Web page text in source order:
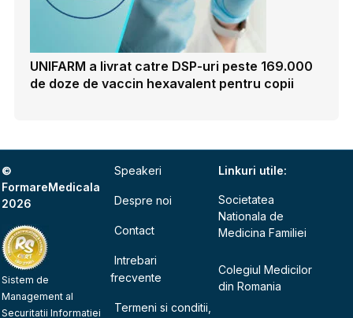
UNIFARM a livrat catre DSP-uri peste 169.000
de doze de vaccin hexavalent pentru copii
©
FormareMedicala
2026
Sistem de
Management al
Securitatii Informatiei
Speakeri
Despre noi
Contact
Intrebari
frecvente
Termeni si conditii,
Linkuri utile:
Societatea
Nationala de
Medicina Familiei
Colegiul Medicilor
din Romania